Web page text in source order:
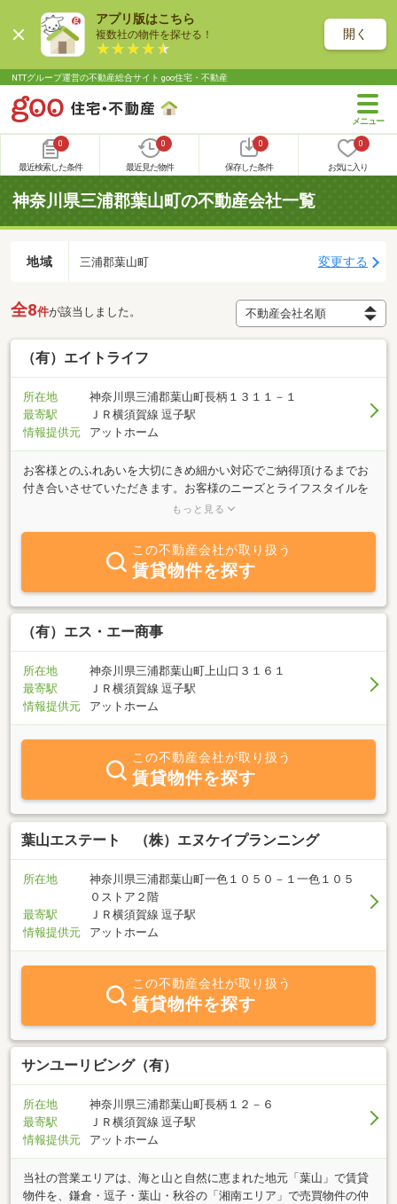
アプリ版はこちら
複数社の物件を探せる！ 開く
NTTグループ運営の不動産総合サイト goo住宅・不動産
0
最近検索した条件
0
最近見た物件
0
保存した条件
0
お気に入り
神奈川県三浦郡葉山町の不動産会社一覧
地域 三浦郡葉山町 変更する
全8件が該当しました。
（有）エイトライフ
所在地
神奈川県三浦郡葉山町長柄１３１１－１
最寄駅
ＪＲ横須賀線 逗子駅
情報提供元
アットホーム
お客様とのふれあいを大切にきめ細かい対応でご納得頂けるまでお
付き合いさせていただきます。お客様のニーズとライフスタイルを
共に考え夢の実現をここからスタート！逗子・葉山・横須賀・三浦
もっと見る
この不動産会社が取り扱う
賃貸物件を探す
（有）エス・エー商事
所在地
神奈川県三浦郡葉山町上山口３１６１
最寄駅
ＪＲ横須賀線 逗子駅
情報提供元
アットホーム
この不動産会社が取り扱う
賃貸物件を探す
葉山エステート （株）エヌケイプランニング
所在地
神奈川県三浦郡葉山町一色１０５０－１一色１０５
０ストア２階
最寄駅
ＪＲ横須賀線 逗子駅
情報提供元
アットホーム
この不動産会社が取り扱う
賃貸物件を探す
サンユーリビング（有）
所在地
神奈川県三浦郡葉山町長柄１２－６
最寄駅
ＪＲ横須賀線 逗子駅
情報提供元
アットホーム
当社の営業エリアは、海と山と自然に恵まれた地元「葉山」で賃貸
物件を、鎌倉・逗子・葉山・秋谷の「湘南エリア」で売買物件の仲